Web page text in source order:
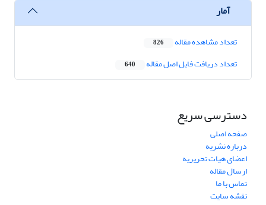
آمار
تعداد مشاهده مقاله 826
تعداد دریافت فایل اصل مقاله 640
دسترسی سریع
صفحه اصلی
درباره نشریه
اعضای هیات تحریریه
ارسال مقاله
تماس با ما
نقشه سایت